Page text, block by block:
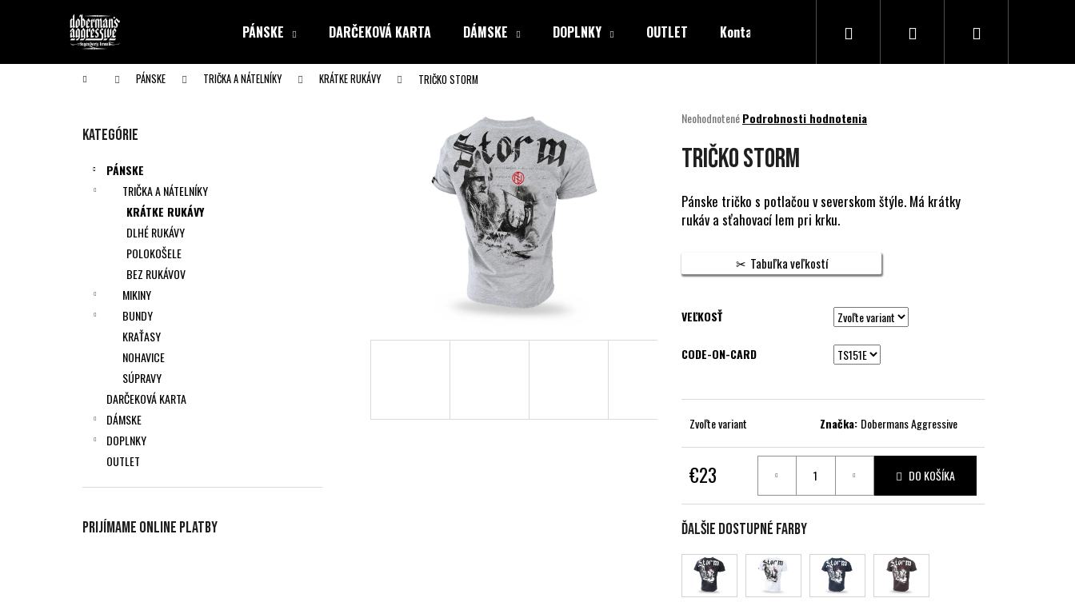
PÁNSKE DARČEKOVÁ KARTA DÁMSKE DOPLNKY OUTLET Kontakty Hľadať PrihlásenieNákupný
Domov PÁNSKE TRIČKA A NÁTELNÍKY KRÁTKE RUKÁVY TRIČKO STORM
Preskočiť
Kategórie
PÁNSKE
TRIČKA A NÁTELNÍKY
KRÁTKE RUKÁVY
DLHÉ RUKÁVY
POLOKOŠELE
BEZ RUKÁVOV
MIKINY
BUNDY
KRAŤASY
NOHAVICE
SÚPRAVY
DARČEKOVÁ KARTA
DÁMSKE
DOPLNKY
OUTLET
Prijímame online platby
Priemerné
produktu
z
5
hviezdičiek.
NeohodnotenéPodrobnosti hodnotenia
TRIČKO STORM
Pánske tričko s potlačou v severskom štýle. Má krátky
rukáv a sťahovací lem pri krku.
Tabuľka veľkostí
VEĽKOSŤ
CODE-ON-CARD
Zvoľte variant Značka: Dobermans Aggressive
€23
cena:
DO KOŠÍKA
Ďalšie dostupné farby
í
Späť
do obchodu
Späť
do obchodu
Čo potrebujete nájsť?
HĽADAŤ
Odporúčame